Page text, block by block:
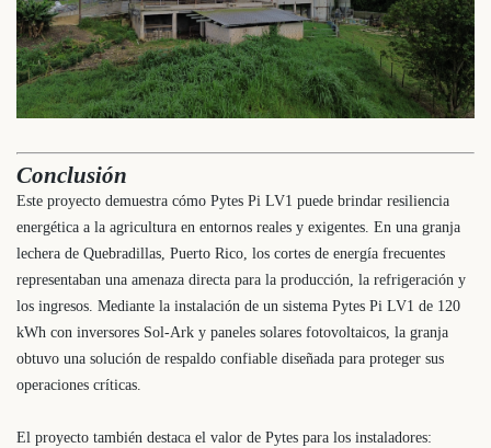
Conclusión
Este proyecto demuestra cómo Pytes Pi LV1 puede brindar resiliencia
energética a la agricultura en entornos reales y exigentes. En una granja
lechera de Quebradillas, Puerto Rico, los cortes de energía frecuentes
representaban una amenaza directa para la producción, la refrigeración y
los ingresos. Mediante la instalación de un sistema Pytes Pi LV1 de 120
kWh con inversores Sol-Ark y paneles solares fotovoltaicos, la granja
obtuvo una solución de respaldo confiable diseñada para proteger sus
operaciones críticas.
El proyecto también destaca el valor de Pytes para los instaladores: